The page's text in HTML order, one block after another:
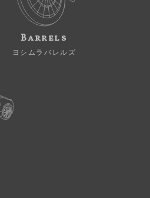
Barrels
ヨシムラバレルズ